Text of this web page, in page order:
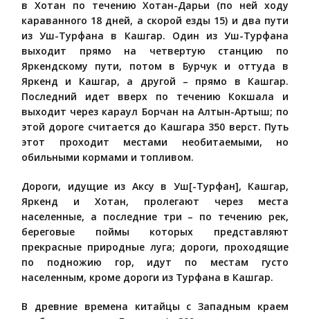
в Хотан по течению Хотан-Дарьи (по ней ходу
караванного 18 дней, а скорой езды 15) и два пути
из Уш-Турфана в Кашгар. Один из Уш-Турфана
выходит прямо на четвертую станцию по
Яркендскому пути, потом в Бурчук и оттуда в
Яркенд и Кашгар, а другой – прямо в Кашгар.
Последний идет вверх по течению Кокшала и
выходит через караул Борчан на Алтын-Артыш; по
этой дороге считается до Кашгара 350 верст. Путь
этот проходит местами необитаемыми, но
обильными кормами и топливом.
Дороги, идущие из Аксу в Уш[-Турфан], Кашгар,
Яркенд и Хотан, пролегают через места
населенные, а последние три – по течению рек,
береговые поймы которых представляют
прекрасные природные луга; дороги, проходящие
по подножию гор, идут по местам густо
населенным, кроме дороги из Турфана в Кашгар.
В древние времена китайцы с Западным краем